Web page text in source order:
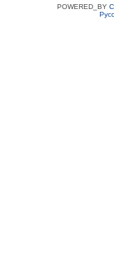
POWERED_BY